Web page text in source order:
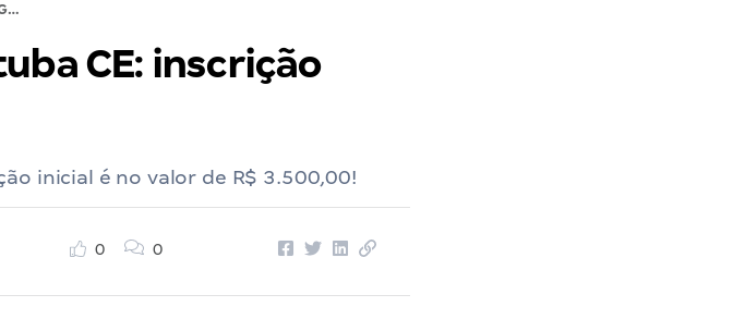
Concurso PGM Pacatuba CE: inscrição ABERTA. Confira!
CE: inscrição
inicial é no valor de R$ 3.500,00!
0 0